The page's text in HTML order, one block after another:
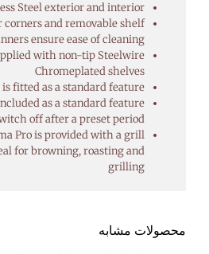
Steel exterior and interior
corners and removable shelf
ensure ease of cleaning
with non-tip Steelwire
Chromeplated shelves
fitted as a standard feature
as a standard feature
off after a preset period
Pro is provided with a grill
for browning, roasting and
grilling
محصولات مشابه